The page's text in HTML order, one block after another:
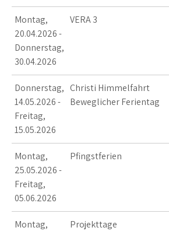
Montag,
20.04.2026 -
Donnerstag,
30.04.2026
VERA 3
Donnerstag,
14.05.2026 -
Freitag,
15.05.2026
Christi Himmelfahrt
Beweglicher Ferientag
Montag,
25.05.2026 -
Freitag,
05.06.2026
Pfingstferien
Montag,
Projekttage